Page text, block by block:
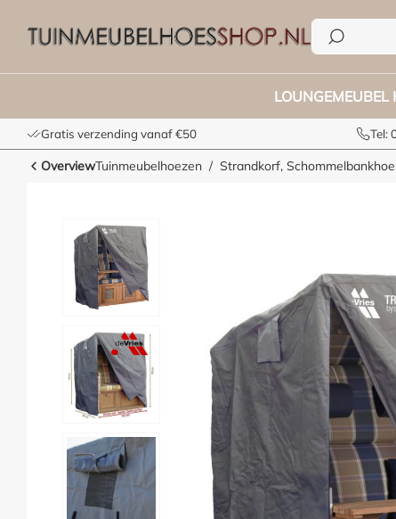
LOUNGEMEUBEL
Gratis verzending vanaf €50 Tel:
OverviewTuinmeubelhoezen Strandkorf,
Afbeeldingengalerij overslaan